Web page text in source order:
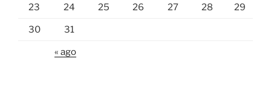
23 24 25 26 27 28 29
30 31
« ago